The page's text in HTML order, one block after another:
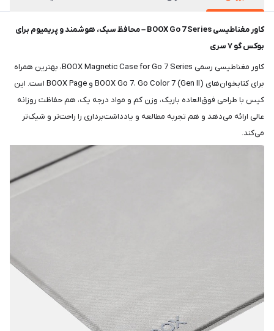
کاور مغناطیسی BOOX Go 7 Series – محافظ سبک، هوشمند و پریمیوم برای
بوکس گو ۷ سری
کاور مغناطیسی رسمی BOOX Magnetic Case for Go 7 Series، بهترین همراه
برای کتابخوان‌های BOOX Go 7، Go Color 7 (Gen II) و BOOX Page است. این
کیس با طراحی فوق‌العاده باریک، وزن کم و مواد درجه یک، هم حفاظت روزانه
عالی ارائه می‌دهد و هم تجربه مطالعه و یادداشت‌برداری را راحت‌تر و شیک‌تر
می‌کند.